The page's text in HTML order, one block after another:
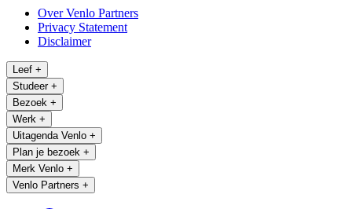
Over Venlo Partners
Privacy Statement
Disclaimer
Leef +
Studeer +
Bezoek +
Werk +
Uitagenda Venlo +
Plan je bezoek +
Merk Venlo +
Venlo Partners +